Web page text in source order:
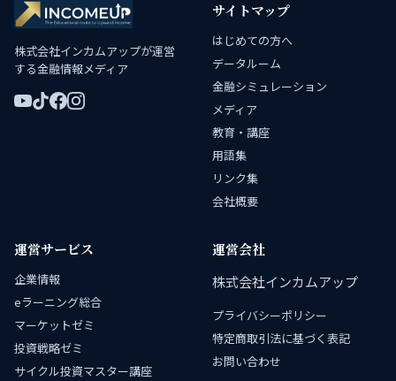
株式会社インカムアップが運営
する金融情報メディア
サイトマップ
はじめての方へ
データルーム
金融シミュレーション
メディア
教育・講座
用語集
リンク集
会社概要
運営サービス
企業情報
eラーニング総合
マーケットゼミ
投資戦略ゼミ
サイクル投資マスター講座
運営会社
株式会社インカムアップ
プライバシーポリシー
特定商取引法に基づく表記
お問い合わせ